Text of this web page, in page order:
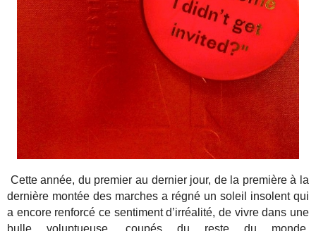
Cette année, du premier au dernier jour, de la première à la
dernière montée des marches a régné un soleil insolent qui
a encore renforcé ce sentiment d’irréalité, de vivre dans une
bulle voluptueuse, coupés du reste du monde.